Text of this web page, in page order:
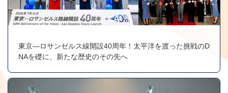
東京―ロサンゼルス線開設40周年！太平洋を渡った挑戦のD
NAを礎に、新たな歴史のその先へ